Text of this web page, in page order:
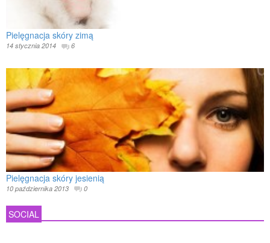
Pielęgnacja skóry zimą
14 stycznia 2014 6
Pielęgnacja skóry jesienią
10 października 2013 0
SOCIAL